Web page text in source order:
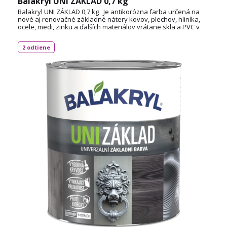
Balakryl UNI ZÁKLAD 0,7 kg Je antikorózna farba určená na
nové aj renovačné základné nátery kovov, plechov, hliníka,
ocele, medi, zinku a ďalších materiálov vrátane skla a PVC v
povrchom, ľahko sa pretiera, má vysokú výdatnosť je
rýchloschnúca a bez zápachu. TECHNICKÝ LIST VÝROBKU
2 odtiene